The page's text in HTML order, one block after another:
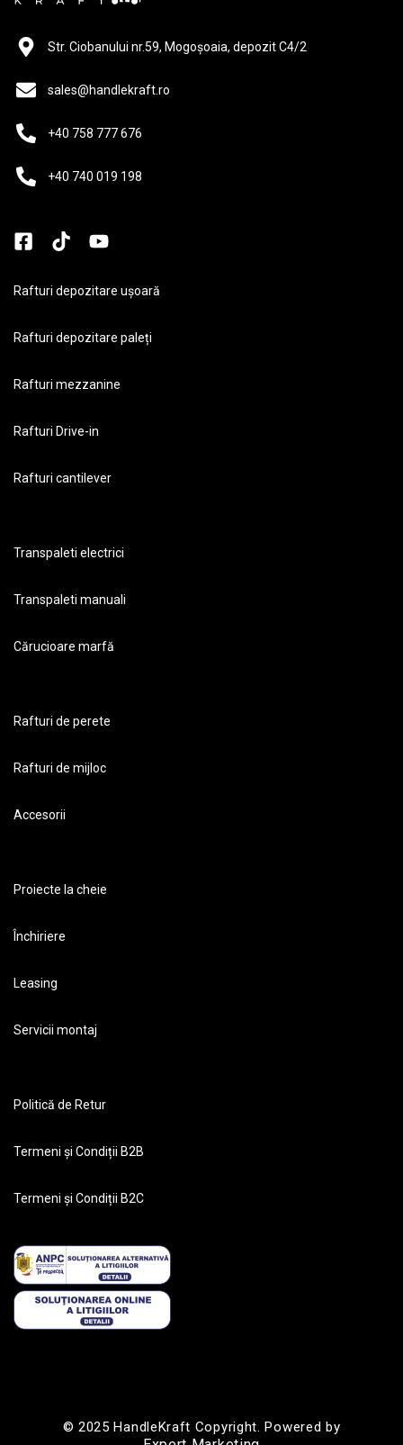
Str. Ciobanului nr.59, Mogoșoaia, depozit C4/2
sales@handlekraft.ro
+40 758 777 676
+40 740 019 198
Rafturi depozitare ușoară
Rafturi depozitare paleți
Rafturi mezzanine
Rafturi Drive-in
Rafturi cantilever
Transpaleti electrici
Transpaleti manuali
Cărucioare marfă
Rafturi de perete
Rafturi de mijloc
Accesorii
Proiecte la cheie
Închiriere
Leasing
Servicii montaj
Politică de Retur
Termeni și Condiții B2B
Termeni și Condiții B2C
© 2025 HandleKraft Copyright. Powered by